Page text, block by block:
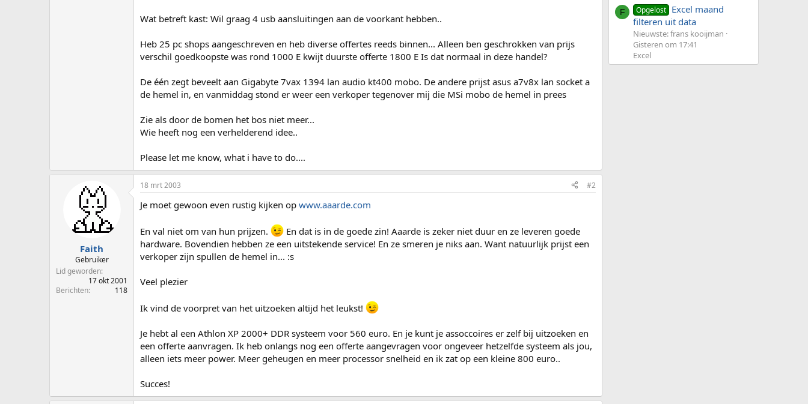
Wat betreft kast: Wil graag 4 usb aansluitingen aan de voorkant hebben..
Heb 25 pc shops aangeschreven en heb diverse offertes reeds binnen... Alleen ben geschrokken van prijs
verschil goedkoopste was rond 1000 E kwijt duurste offerte 1800 E Is dat normaal in deze handel?
De één zegt beveelt aan Gigabyte 7vax 1394 lan audio kt400 mobo. De andere prijst asus a7v8x lan socket a
de hemel in, en vanmiddag stond er weer een verkoper tegenover mij die MSi mobo de hemel in prees
Zie als door de bomen het bos niet meer...
Wie heeft nog een verhelderend idee..
Please let me know, what i have to do....
Faith
Gebruiker
Lid geworden
17 okt 2001
Berichten
118
18 mrt 2003 #2
Je moet gewoon even rustig kijken op www.aaarde.com
En val niet om van hun prijzen.
En dat is in de goede zin! Aaarde is zeker niet duur en ze leveren goede
hardware. Bovendien hebben ze een uitstekende service! En ze smeren je niks aan. Want natuurlijk prijst een
verkoper zijn spullen de hemel in... :s
Veel plezier
Ik vind de voorpret van het uitzoeken altijd het leukst!
Je hebt al een Athlon XP 2000+ DDR systeem voor 560 euro. En je kunt je assoccoires er zelf bij uitzoeken en
een offerte aanvragen. Ik heb onlangs nog een offerte aangevragen voor ongeveer hetzelfde systeem als jou,
alleen iets meer power. Meer geheugen en meer processor snelheid en ik zat op een kleine 800 euro..
Succes!
F Opgelost Excel maand
filteren uit data
Nieuwste: frans kooijman
Gisteren om 17:41
Excel